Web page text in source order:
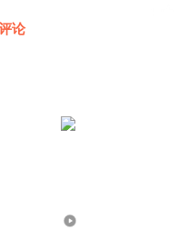
因为兔子说出来了。他这个做出
论